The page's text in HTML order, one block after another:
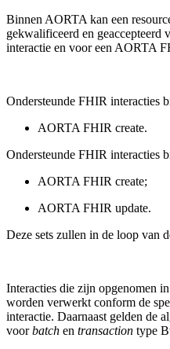
Binnen AORTA kan een
gekwalificeerd en
interactie en voor een AORTA
Ondersteunde FHIR interacties
AORTA FHIR create.
Ondersteunde FHIR interacties
AORTA FHIR create;
AORTA FHIR update.
Deze sets zullen in de loop van
Interacties die zijn opgenomen
worden verwerkt conform de
interactie. Daarnaast gelden de
voorbatch en transaction type